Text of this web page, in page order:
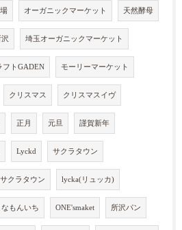
オーガニックマーケット 天然酵母
沢 埼玉オーガニックマーケット
フトGADEN モーリーマーケット
クリスマス クリスマスイヴ
正月 元旦 謹賀新年
Lyckd サクラタウン
クラタウン lycka(リュッカ)
なもんいち ONE'smaket 所沢パン